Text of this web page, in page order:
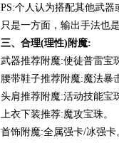
PS:个人认为搭配其他武
只是一方面，输出手法也
三、合理(理性)附魔:
武器推荐附魔:使徒普雷宝
腰带鞋子推荐附魔:魔法暴
头肩推荐附魔:活动技能宝
上衣下装推荐:魔攻宝珠。
首饰附魔:全属强卡/冰强卡